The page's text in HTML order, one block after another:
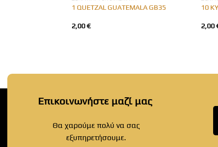
1 QUETZAL GUATEMALA GB35
2,00€
10
2,00
Επικοινωνήστε μαζί μας
Θα χαρούμε πολύ να σας
εξυπηρετήσουμε.